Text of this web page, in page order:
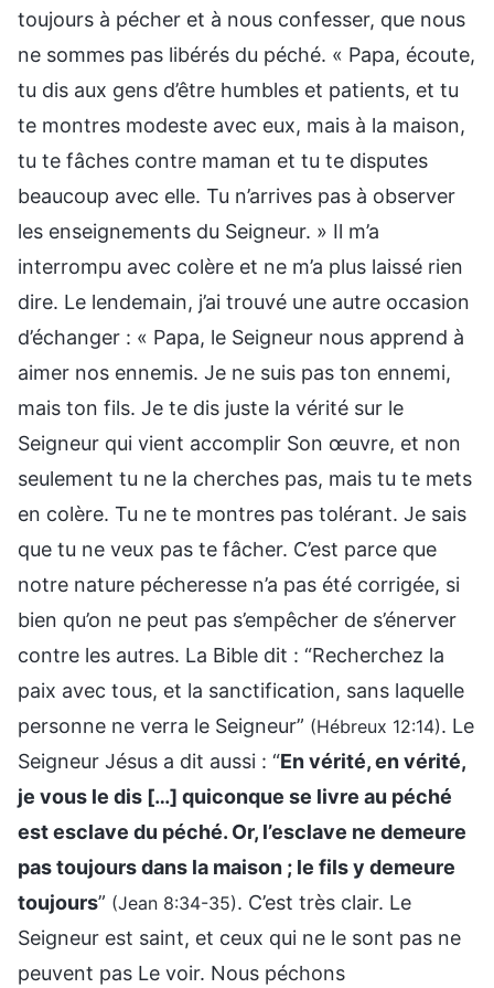
toujours à pécher et à nous confesser, que nous
ne sommes pas libérés du péché. « Papa, écoute,
tu dis aux gens d’être humbles et patients, et tu
te montres modeste avec eux, mais à la maison,
tu te fâches contre maman et tu te disputes
beaucoup avec elle. Tu n’arrives pas à observer
les enseignements du Seigneur. » Il m’a
interrompu avec colère et ne m’a plus laissé rien
dire. Le lendemain, j’ai trouvé une autre occasion
d’échanger : « Papa, le Seigneur nous apprend à
aimer nos ennemis. Je ne suis pas ton ennemi,
mais ton fils. Je te dis juste la vérité sur le
Seigneur qui vient accomplir Son œuvre, et non
seulement tu ne la cherches pas, mais tu te mets
en colère. Tu ne te montres pas tolérant. Je sais
que tu ne veux pas te fâcher. C’est parce que
notre nature pécheresse n’a pas été corrigée, si
bien qu’on ne peut pas s’empêcher de s’énerver
contre les autres. La Bible dit : “Recherchez la
paix avec tous, et la sanctification, sans laquelle
personne ne verra le Seigneur” (Hébreux 12:14). Le
Seigneur Jésus a dit aussi : “En vérité, en vérité,
je vous le dis […] quiconque se livre au péché
est esclave du péché. Or, l’esclave ne demeure
pas toujours dans la maison ; le fils y demeure
toujours” (Jean 8:34-35). C’est très clair. Le
Seigneur est saint, et ceux qui ne le sont pas ne
peuvent pas Le voir. Nous péchons